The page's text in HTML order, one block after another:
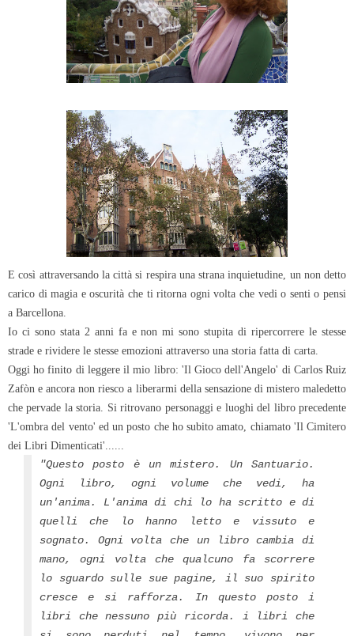
E così attraversando la città si respira una strana inquietudine, un non detto
carico di magia e oscurità che ti ritorna ogni volta che vedi o senti o pensi
a Barcellona.
Io ci sono stata 2 anni fa e non mi sono stupita di ripercorrere le stesse
strade e rividere le stesse emozioni attraverso una storia fatta di carta.
Oggi ho finito di leggere il mio libro: 'Il Gioco dell'Angelo' di Carlos Ruiz
Zafòn e ancora non riesco a liberarmi della sensazione di mistero maledetto
che pervade la storia. Si ritrovano personaggi e luoghi del libro precedente
'L'ombra del vento' ed un posto che ho subito amato, chiamato 'Il Cimitero
dei Libri Dimenticati'......
"Questo posto è un mistero. Un Santuario.
Ogni libro, ogni volume che vedi, ha
un'anima. L'anima di chi lo ha scritto e di
quelli che lo hanno letto e vissuto e
sognato. Ogni volta che un libro cambia di
mano, ogni volta che qualcuno fa scorrere
lo sguardo sulle sue pagine, il suo spirito
cresce e si rafforza. In questo posto i
libri che nessuno più ricorda. i libri che